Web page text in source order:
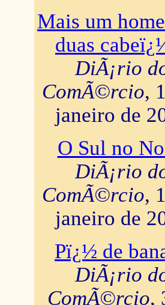
Mais um
duas
DiÃ¡rio
ComÃ©rcio,
janeiro de
O Sul no
DiÃ¡rio
ComÃ©rcio,
janeiro de
Pï¿½ de
DiÃ¡rio
ComÃ©rcio,